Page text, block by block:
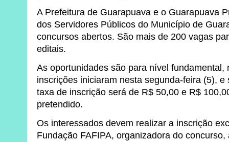
A Prefeitura de Guarapuava e o Guarapuava
dos Servidores Públicos do Município de
concursos abertos. São mais de 200 vagas
editais.
As oportunidades são para nível fundamental,
inscrições iniciaram nesta segunda-feira (5),
taxa de inscrição será de R$ 50,00 e R$
pretendido.
Os interessados devem realizar a inscrição
Fundação FAFIPA, organizadora do